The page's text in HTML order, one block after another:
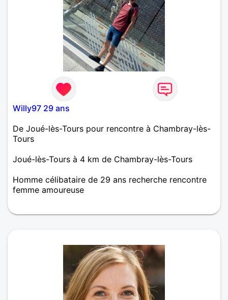
Willy97 29 ans
De Joué-lès-Tours pour rencontre à Chambray-lès-
Tours
Joué-lès-Tours à 4 km de Chambray-lès-Tours
Homme célibataire de 29 ans recherche rencontre
femme amoureuse
beaucoup de passions, mais je te réserve le plaisir
une biere, regarder un film/une serie ainsi que les
petits félins. Si ça pique ta curiosité, viens parler 🎾